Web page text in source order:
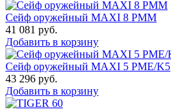
Сейф оружейный MAXI 8 PMM
41 081 руб.
Добавить в корзину
Сейф оружейный MAXI 5 PME/K5
43 296 руб.
Добавить в корзину